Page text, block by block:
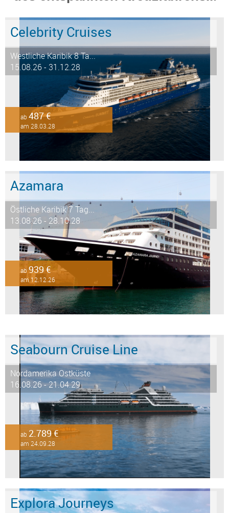
Celebrity Cruises
Westliche Karibik 8 Ta...
15.08.26 - 31.12.28
ab 487 €
am 28.03.28
Azamara
Östliche Karibik 7 Tag...
13.08.26 - 28.10.28
ab939 €
am 12.12.26
Seabourn Cruise Line
Nordamerika Ostküste
16.08.26 - 21.04.29
ab 2.789 €
am 24.09.28
Explora Journeys